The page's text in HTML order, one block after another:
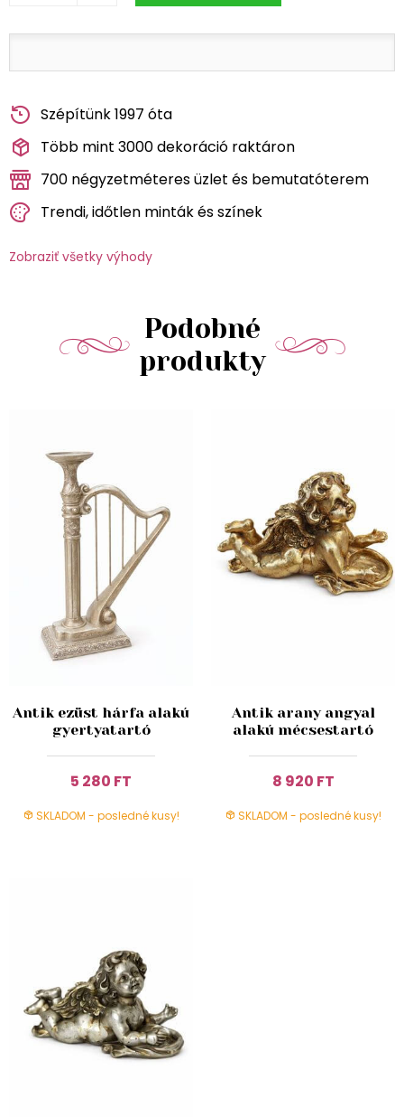
Szépítünk 1997 óta
Több mint 3000 dekoráció raktáron
700 négyzetméteres üzlet és bemutatóterem
Trendi, időtlen minták és színek
Zobraziť všetky výhody
Podobné
produkty
Antik ezüst hárfa alakú
gyertyatartó
5 280 FT
SKLADOM - posledné kusy!
Antik arany angyal
alakú mécsestartó
8 920 FT
SKLADOM - posledné kusy!